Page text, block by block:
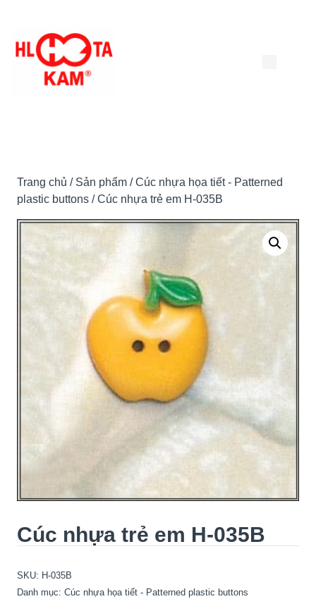
đến
Trang chủ / Sản phẩm /Cúc nhựa họa tiết - Patterned
plastic buttons / Cúc nhựa trẻ em H-035B
Cúc nhựa trẻ em H-035B
SKU: H-035B
Danh mục: Cúc nhựa họa tiết - Patterned plastic buttons